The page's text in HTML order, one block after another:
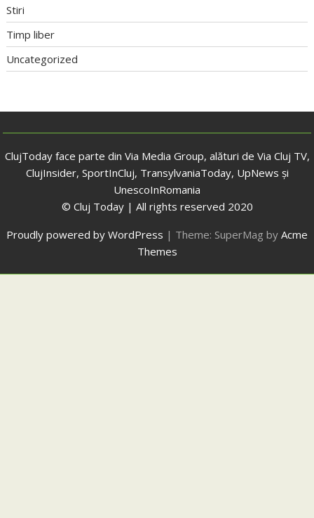
Stiri
Timp liber
Uncategorized
ClujToday face parte din Via Media Group, alături de Via Cluj TV,
ClujInsider, SportInCluj, TransylvaniaToday, UpNews și
UnescoInRomania
© Cluj Today | All rights reserved 2020
Proudly powered by WordPress | Theme: SuperMag by Acme
Themes